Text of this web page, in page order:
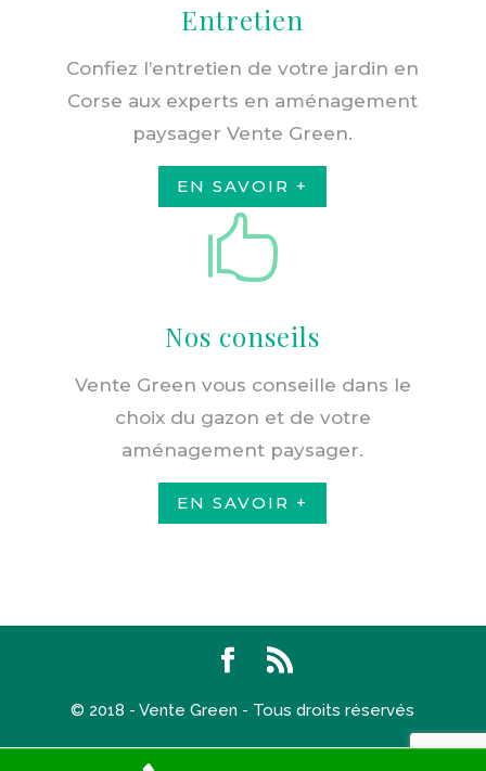
Entretien
Confiez l’entretien de votre jardin en
Corse aux experts en aménagement
paysager Vente Green.
EN SAVOIR +

Nos conseils
Vente Green vous conseille dans le
choix du gazon et de votre
aménagement paysager.
EN SAVOIR +
© 2018 - Vente Green - Tous droits réservés